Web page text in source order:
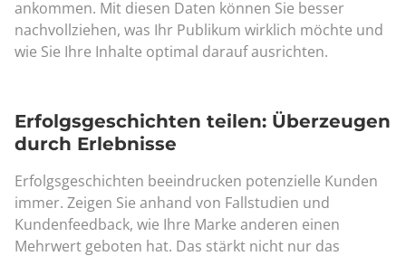
ankommen. Mit diesen Daten können Sie besser
nachvollziehen, was Ihr Publikum wirklich möchte und
wie Sie Ihre Inhalte optimal darauf ausrichten.
Erfolgsgeschichten teilen: Überzeugen
durch Erlebnisse
Erfolgsgeschichten beeindrucken potenzielle Kunden
immer. Zeigen Sie anhand von Fallstudien und
Kundenfeedback, wie Ihre Marke anderen einen
Mehrwert geboten hat. Das stärkt nicht nur das